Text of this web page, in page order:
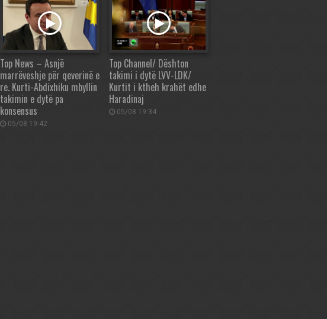
Top News – Asnjë
marrëveshje për qeverinë e
re. Kurti-Abdixhiku mbyllin
takimin e dytë pa
konsensus
05/08 19:42
Top Channel/ Dështon
takimi i dytë LVV-LDK/
Kurtit i ktheh krahët edhe
Haradinaj
05/08 19:34